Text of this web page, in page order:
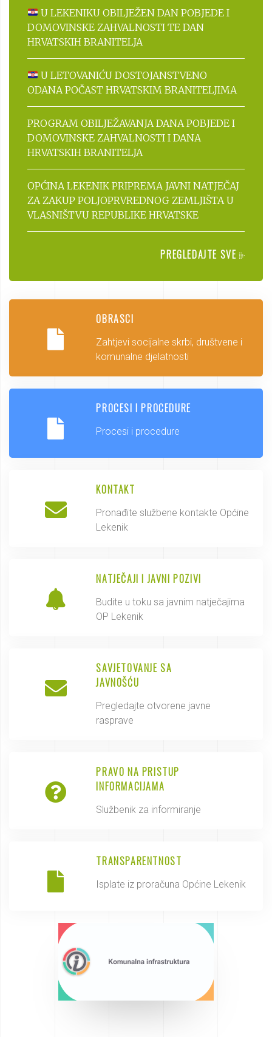
U LEKENIKU OBILJEŽEN DAN POBJEDE I
DOMOVINSKE ZAHVALNOSTI TE DAN
HRVATSKIH BRANITELJA
U LETOVANIĆU DOSTOJANSTVENO
ODANA POČAST HRVATSKIM BRANITELJIMA
PROGRAM OBILJEŽAVANJA DANA POBJEDE I
DOMOVINSKE ZAHVALNOSTI I DANA
HRVATSKIH BRANITELJA
OPĆINA LEKENIK PRIPREMA JAVNI NATJEČAJ
ZA ZAKUP POLJOPRVREDNOG ZEMLJIŠTA U
VLASNIŠTVU REPUBLIKE HRVATSKE
PREGLEDAJTE SVE
OBRASCI
Zahtjevi socijalne skrbi, društvene i
komunalne djelatnosti
PROCESI I PROCEDURE
Procesi i procedure
KONTAKT
Pronađite službene kontakte Općine
Lekenik
NATJEČAJI I JAVNI POZIVI
Budite u toku sa javnim natječajima
OP Lekenik
SAVJETOVANJE SA
JAVNOŠĆU
Pregledajte otvorene javne
rasprave
PRAVO NA PRISTUP
INFORMACIJAMA
Službenik za informiranje
TRANSPARENTNOST
Isplate iz proračuna Općine Lekenik